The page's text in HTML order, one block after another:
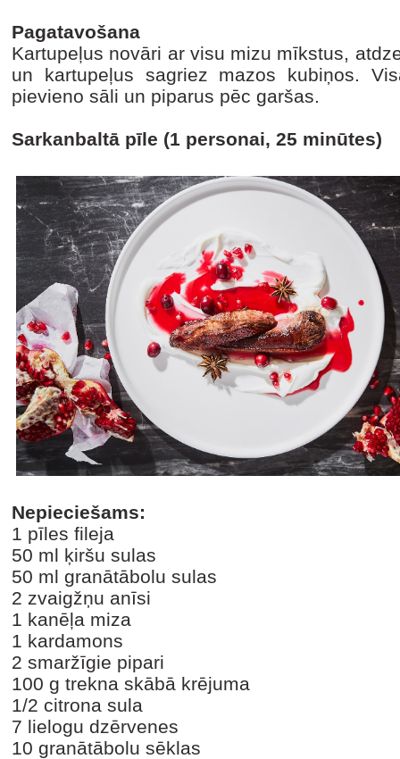
Pagatavošana
Kartupeļus novāri ar visu mizu mīkstus,
un kartupeļus sagriez mazos kubiņos.
pievieno sāli un piparus pēc garšas.
Sarkanbaltā pīle (1 personai, 25 minūtes)
Nepieciešams:
1 pīles fileja
50 ml ķiršu sulas
50 ml granātābolu sulas
2 zvaigžņu anīsi
1 kanēļa miza
1 kardamons
2 smaržīgie pipari
100 g trekna skābā krējuma
1/2 citrona sula
7 lielogu dzērvenes
10 granātābolu sēklas